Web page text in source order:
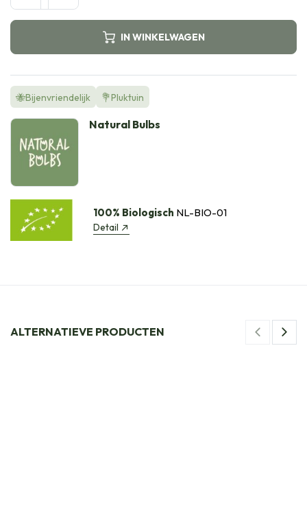
IN WINKELWAGEN
🐝Bijenvriendelijk 💐Pluktuin
Natural Bulbs
100% Biologisch NL-BIO-01
Detail
ALTERNATIEVE PRODUCTEN